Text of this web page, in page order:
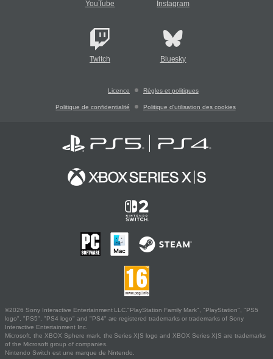
YouTube Instagram
Twitch Bluesky
Licence Règles et politiques
Politique de confidentialité Politique d'utilisation des cookies
©2026 Sony Interactive Entertainment LLC."PlayStation Family Mark", "PlayStation", "PS5
logo", "PS5", "PS4 logo" and "PS4" are registered trademarks or trademarks of Sony
Interactive Entertainment Inc.
Microsoft, the XBOX Sphere mark, the Series X|S logo and XBOX Series X|S are trademarks
of the Microsoft group of companies.
Nintendo Switch est une marque de Nintendo.